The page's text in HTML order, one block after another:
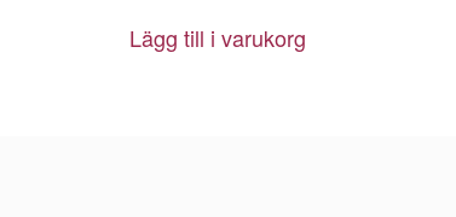
Lägg till i varukorg